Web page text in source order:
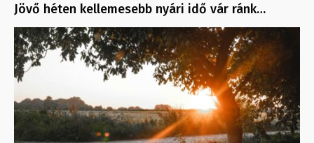
Jövő héten kellemesebb nyári idő vár ránk…